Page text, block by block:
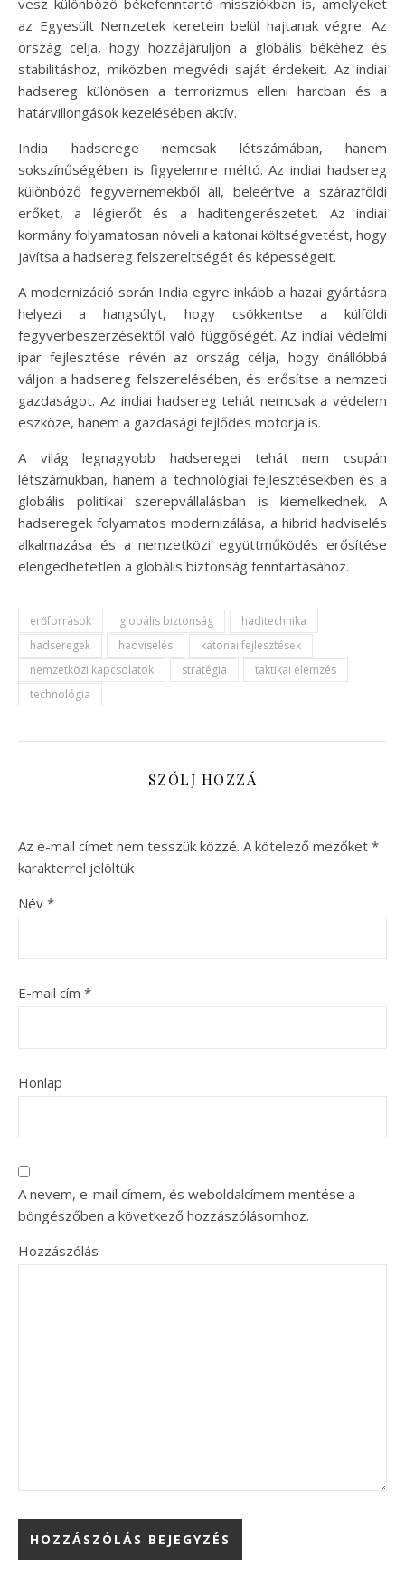
az Egyesült Nemzetek keretein belül hajtanak végre. Az
ország célja, hogy hozzájáruljon a globális békéhez és
stabilitáshoz, miközben megvédi saját érdekeit. Az indiai
hadsereg különösen a terrorizmus elleni harcban és a
határvillongások kezelésében aktív.
India hadserege nemcsak létszámában, hanem
sokszínűségében is figyelemre méltó. Az indiai hadsereg
különböző fegyvernemekből áll, beleértve a szárazföldi
erőket, a légierőt és a haditengerészetet. Az indiai
kormány folyamatosan növeli a katonai költségvetést, hogy
javítsa a hadsereg felszereltségét és képességeit.
A modernizáció során India egyre inkább a hazai gyártásra
helyezi a hangsúlyt, hogy csökkentse a külföldi
fegyverbeszerzésektől való függőségét. Az indiai védelmi
ipar fejlesztése révén az ország célja, hogy önállóbbá
váljon a hadsereg felszerelésében, és erősítse a nemzeti
gazdaságot. Az indiai hadsereg tehát nemcsak a védelem
eszköze, hanem a gazdasági fejlődés motorja is.
A világ legnagyobb hadseregei tehát nem csupán
létszámukban, hanem a technológiai fejlesztésekben és a
globális politikai szerepvállalásban is kiemelkednek. A
hadseregek folyamatos modernizálása, a hibrid hadviselés
alkalmazása és a nemzetközi együttműködés erősítése
elengedhetetlen a globális biztonság fenntartásához.
erőforrások globális biztonság
haditechnika
hadseregek
hadviselés
katonai fejlesztések
nemzetközi kapcsolatok
stratégia
taktikai elemzés
technológia
SZÓLJ HOZZÁ
Az e-mail címet nem tesszük közzé. A kötelező mezőket *
karakterrel jelöltük
Név *
E-mail cím *
Honlap
A nevem, e-mail címem, és weboldalcímem mentése a
böngészőben a következő hozzászólásomhoz.
Hozzászólás